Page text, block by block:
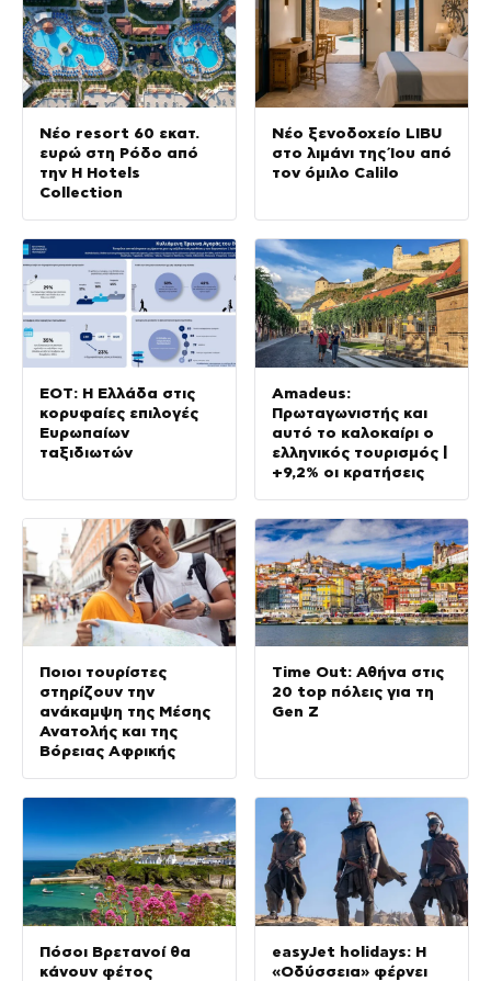
Νέο resort 60 εκατ.
ευρώ στη Ρόδο από
την H Hotels
Collection
Νέο ξενοδοχείο LIBU
στο λιμάνι της Ίου από
τον όμιλο Calilo
ΕΟΤ: Η Ελλάδα στις
κορυφαίες επιλογές
Ευρωπαίων
ταξιδιωτών
Amadeus:
Πρωταγωνιστής και
αυτό το καλοκαίρι ο
ελληνικός τουρισμός |
+9,2% οι κρατήσεις
Ποιοι τουρίστες
στηρίζουν την
ανάκαμψη της Μέσης
Ανατολής και της
Βόρειας Αφρικής
Time Out: Αθήνα στις
20 top πόλεις για τη
Gen Z
Πόσοι Βρετανοί θα
κάνουν φέτος
easyJet holidays: Η
«Οδύσσεια» φέρνει